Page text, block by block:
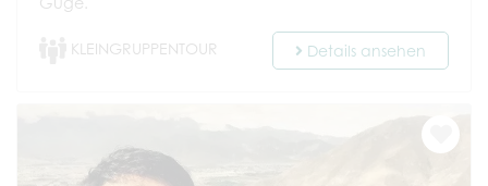
KLEINGRUPPENTOUR Details ansehen